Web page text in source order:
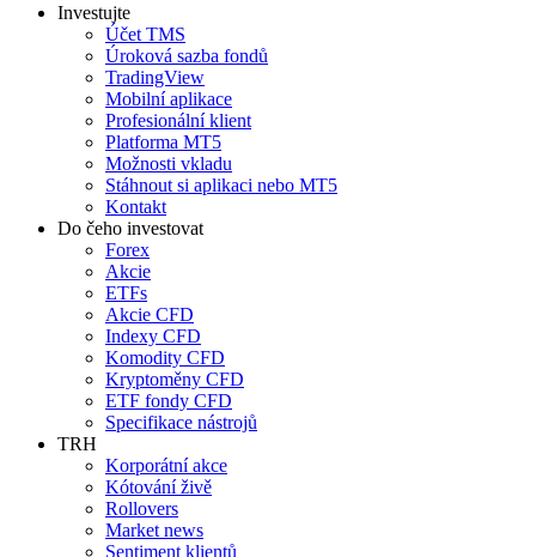
Investujte
Účet TMS
Úroková sazba fondů
TradingView
Mobilní aplikace
Profesionální klient
Platforma MT5
Možnosti vkladu
Stáhnout si aplikaci nebo MT5
Kontakt
Do čeho investovat
Forex
Akcie
ETFs
Akcie CFD
Indexy CFD
Komodity CFD
Kryptoměny CFD
ETF fondy CFD
Specifikace nástrojů
TRH
Korporátní akce
Kótování živě
Rollovers
Market news
Sentiment klientů